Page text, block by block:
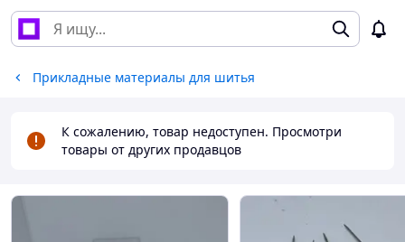
Прикладные материалы для шитья
К сожалению, товар недоступен. Просмотри
товары от других продавцов